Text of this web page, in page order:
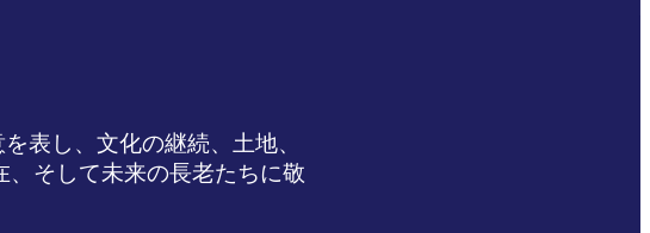
表し、文化の継続、土地、
そして未来の長老たちに敬